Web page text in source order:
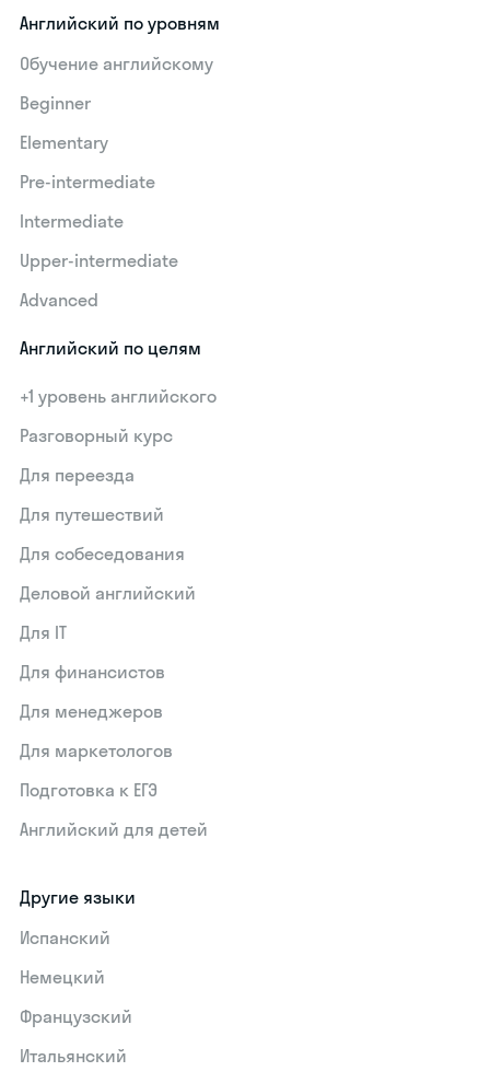
Английский по уровням
Обучение английскому
Beginner
Elementary
Pre-intermediate
Intermediate
Upper-intermediate
Advanced
Английский по целям
+1 уровень английского
Разговорный курс
Для переезда
Для путешествий
Для собеседования
Деловой английский
Для IT
Для финансистов
Для менеджеров
Для маркетологов
Подготовка к ЕГЭ
Английский для детей
Другие языки
Испанский
Немецкий
Французский
Итальянский